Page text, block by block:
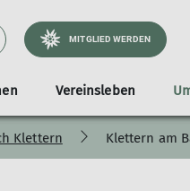
MITGLIED WERDEN
Ehrenamt
Vereinsleben
Jugend DAV
LangtalereckhütteBankverbindung
Klettern Klettern am